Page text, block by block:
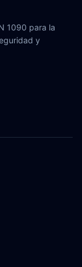
1090 para la
y